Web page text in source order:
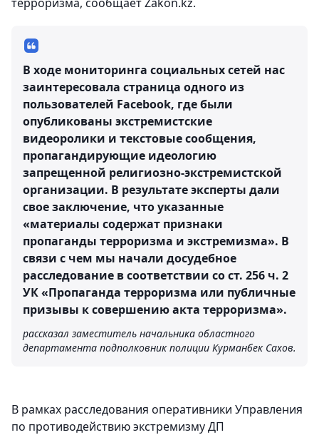
В ходе мониторинга социальных сетей нас
заинтересовала страница одного из
пользователей Facebook, где были
опубликованы экстремистские
видеоролики и текстовые сообщения,
пропагандирующие идеологию
запрещенной религиозно-экстремистской
организации. В результате эксперты дали
свое заключение, что указанные
«материалы содержат признаки
пропаганды терроризма и экстремизма». В
связи с чем мы начали досудебное
расследование в соответствии со ст. 256 ч. 2
УК «Пропаганда терроризма или публичные
призывы к совершению акта терроризма».
рассказал заместитель начальника областного
департамента подполковник полиции Курманбек Сахов.
В рамках расследования оперативники Управления
по противодействию экстремизму ДП